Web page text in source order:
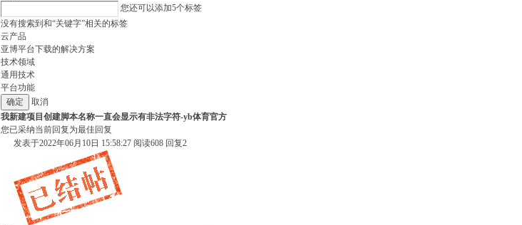
您还可以添加5个标签
没有搜索到和“关键字”相关的标签
云产品
亚博平台下载的解决方案
技术领域
通用技术
平台功能
取消
我新建项目创建脚本名称一直会显示有非法字符-yb体育官方
您已采纳当前回复为最佳回复
发表于2022年06月10日 15:58:27 阅读608 回复2